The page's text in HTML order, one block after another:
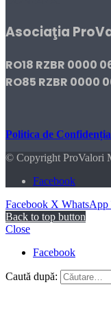
Asociaţia
RO18 RZBR 0000
RO85 RZBR 0000
Politica de
© Copyright ProValori
Facebook
Facebook X WhatsApp
Back to top button
Close
Facebook
Caută după: